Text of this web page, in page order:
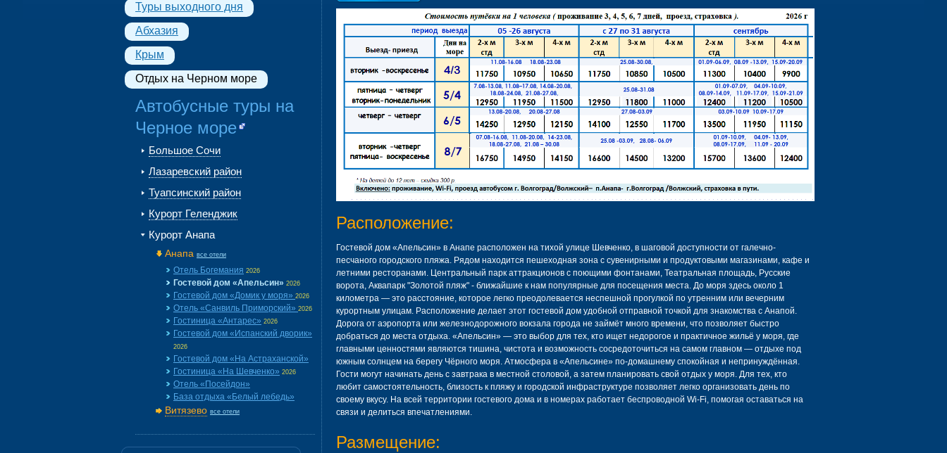
Расположение:
Гостевой дом «Апельсин» в Анапе расположен на тихой улице Шевченко, в шаговой доступности от галечно-
песчаного городского пляжа. Рядом находится пешеходная зона с сувенирными и продуктовыми магазинами, кафе и
летними ресторанами. Центральный парк аттракционов с поющими фонтанами, Театральная площадь, Русские
ворота, Аквапарк "Золотой пляж" - ближайшие к нам популярные для посещения места. До моря здесь около 1
километра — это расстояние, которое легко преодолевается неспешной прогулкой по утренним или вечерним
курортным улицам. Расположение делает этот гостевой дом удобной отправной точкой для знакомства с Анапой.
Дорога от аэропорта или железнодорожного вокзала города не займёт много времени, что позволяет быстро
добраться до места отдыха. «Апельсин» — это выбор для тех, кто ищет недорогое и практичное жильё у моря, где
главными ценностями являются тишина, чистота и возможность сосредоточиться на самом главном — отдыхе под
южным солнцем на берегу Чёрного моря. Атмосфера в «Апельсине» по-домашнему спокойная и непринуждённая.
Гости могут начинать день с завтрака в местной столовой, а затем планировать свой отдых у моря. Для тех, кто
любит самостоятельность, близость к пляжу и городской инфраструктуре позволяет легко организовать день по
своему вкусу. На всей территории гостевого дома и в номерах работает беспроводной Wi-Fi, помогая оставаться на
связи и делиться впечатлениями.
Размещение:
Туры выходного дня
Абхазия
Крым
Отдых на Черном море
Автобусные туры на
Черное море
Большое Сочи
Лазаревский район
Туапсинский район
Курорт Геленджик
Курорт Анапа
Анапа все отели
Отель Богемания 2026
Гостевой дом «Апельсин» 2026
Гостевой дом «Домик у моря» 2026
Отель «Санвиль Приморский» 2026
Гостиница «Антарес» 2026
Гостевой дом «Испанский дворик»
2026
Гостевой дом «На Астраханской»
Гостиница «На Шевченко» 2026
Отель «Посейдон»
База отдыха «Белый лебедь»
Витязево все отели